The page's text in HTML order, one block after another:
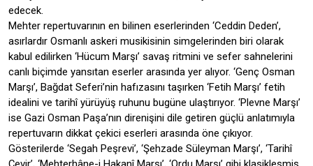
edecek.
Mehter repertuvarının en bilinen eserlerinden ‘Ceddin Deden’,
asırlardır Osmanlı askeri musikisinin simgelerinden biri olarak
kabul edilirken ‘Hücum Marşı’ savaş ritmini ve sefer sahnelerini
canlı biçimde yansıtan eserler arasında yer alıyor. ‘Genç Osman
Marşı’, Bağdat Seferi’nin hafızasını taşırken ‘Fetih Marşı’ fetih
idealini ve tarihî yürüyüş ruhunu bugüne ulaştırıyor. ‘Plevne Marşı’
ise Gazi Osman Paşa’nın direnişini dile getiren güçlü anlatımıyla
repertuvarın dikkat çekici eserleri arasında öne çıkıyor.
Gösterilerde ‘Segah Peşrevi’, ‘Şehzade Süleyman Marşı’, ‘Tarihî